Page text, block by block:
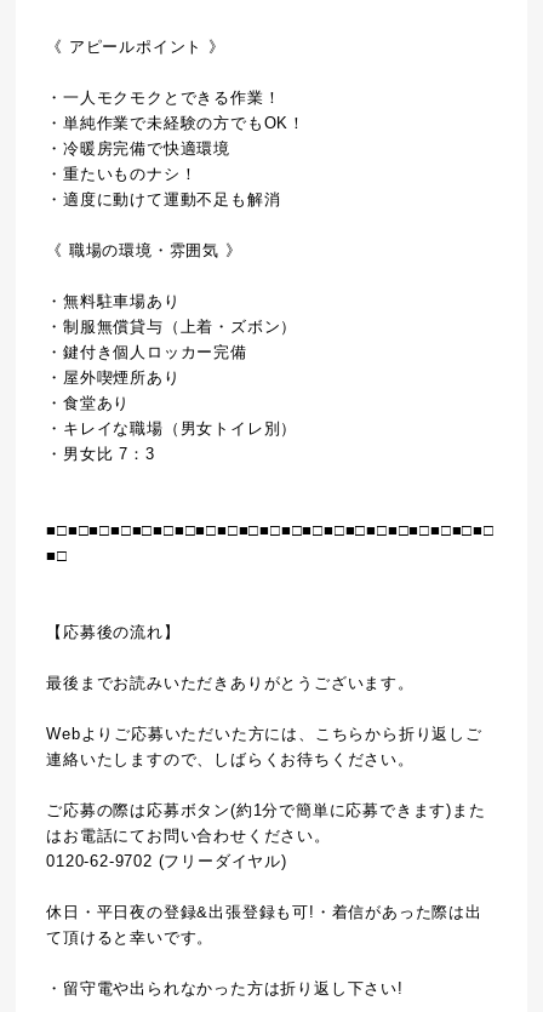
《 アピールポイント 》
・一人モクモクとできる作業！
・単純作業で未経験の方でもOK！
・冷暖房完備で快適環境
・重たいものナシ！
・適度に動けて運動不足も解消
《 職場の環境・雰囲気 》
・無料駐車場あり
・制服無償貸与（上着・ズボン）
・鍵付き個人ロッカー完備
・屋外喫煙所あり
・食堂あり
・キレイな職場（男女トイレ別）
・男女比 7：3
■□■□■□■□■□■□■□■□■□■□■□■□■□■□■□■□■□■□■□■□■□
■□
【応募後の流れ】
最後までお読みいただきありがとうございます。
Webよりご応募いただいた方には、こちらから折り返しご
連絡いたしますので、しばらくお待ちください。
ご応募の際は応募ボタン(約1分で簡単に応募できます)また
はお電話にてお問い合わせください。
0120-62-9702 (フリーダイヤル)
休日・平日夜の登録&出張登録も可!・着信があった際は出
て頂けると幸いです。
・留守電や出られなかった方は折り返し下さい!